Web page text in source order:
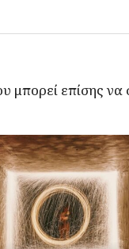
μπορεί επίσης